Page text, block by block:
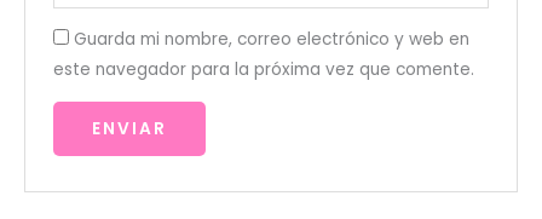
Guarda mi nombre, correo electrónico y web en
este navegador para la próxima vez que comente.